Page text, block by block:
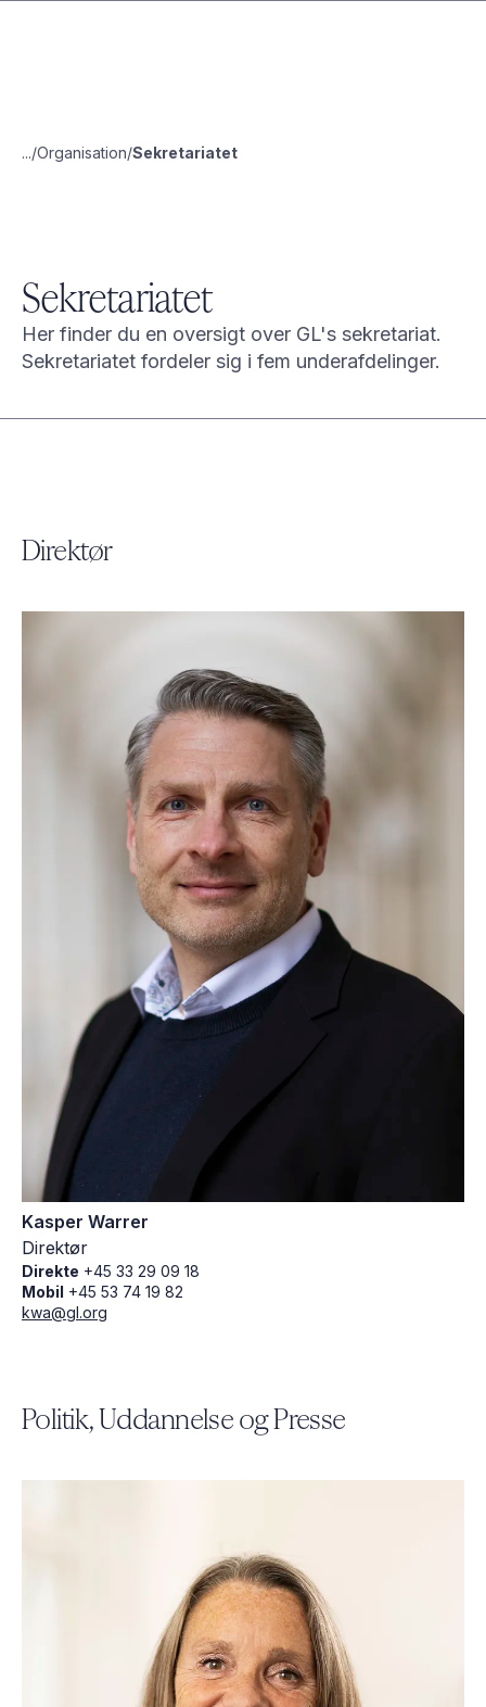
... Organisation Sekretariatet
Sekretariatet
Her finder du en oversigt over GL's sekretariat.
Sekretariatet fordeler sig i fem underafdelinger.
Direktør
Kasper Warrer
Direktør
Direkte +45 33 29 09 18
Mobil +45 53 74 19 82
kwa@gl.org
Politik, Uddannelse og Presse